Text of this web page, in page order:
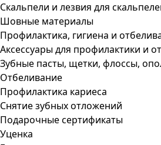
Скальпели и лезвия для
Шовные материалы
Профилактика, гигиена и
Аксессуары для профилактики и
Зубные пасты, щетки, флоссы,
Отбеливание
Профилактика кариеса
Снятие зубных отложений
Подарочные сертификаты
Уценка